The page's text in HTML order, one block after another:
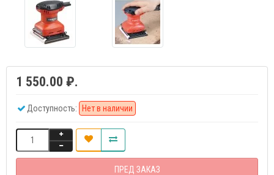
1 550.00 ₽.
Доступность: Нет в наличии
ПРЕД ЗАКАЗ